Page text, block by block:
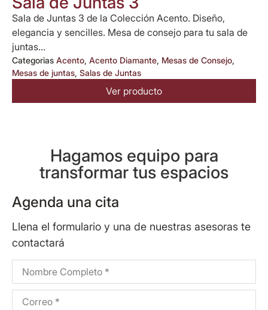
Sala de Juntas 3 de la Colección Acento. Diseño,
elegancia y sencilles. Mesa de consejo para tu sala de
juntas...
Categorias Acento, Acento Diamante, Mesas de Consejo,
Mesas de juntas, Salas de Juntas
Ver producto
Hagamos equipo para
transformar tus espacios
Agenda una cita
Llena el formulario y una de nuestras asesoras te
contactará